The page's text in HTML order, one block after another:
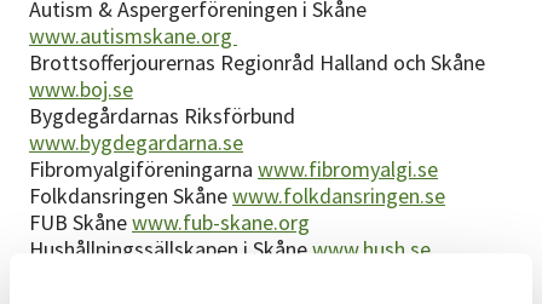
Autism & Aspergerföreningen i Skåne
www.autismskane.org
Brottsofferjourernas Regionråd Halland och Skåne
www.boj.se
Bygdegårdarnas Riksförbund
www.bygdegardarna.se
Fibromyalgiföreningarna www.fibromyalgi.se
Folkdansringen Skånewww.folkdansringen.se
FUB Skånewww.fub-skane.org
Hushållningssällskapen i Skånewww.hush.se